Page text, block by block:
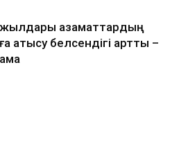
азаматтардың
қатысу белсендігі артты –